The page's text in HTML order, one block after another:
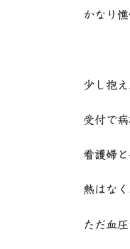
かなり
少し抱
受付で
看護婦
熱はなく
ただ血